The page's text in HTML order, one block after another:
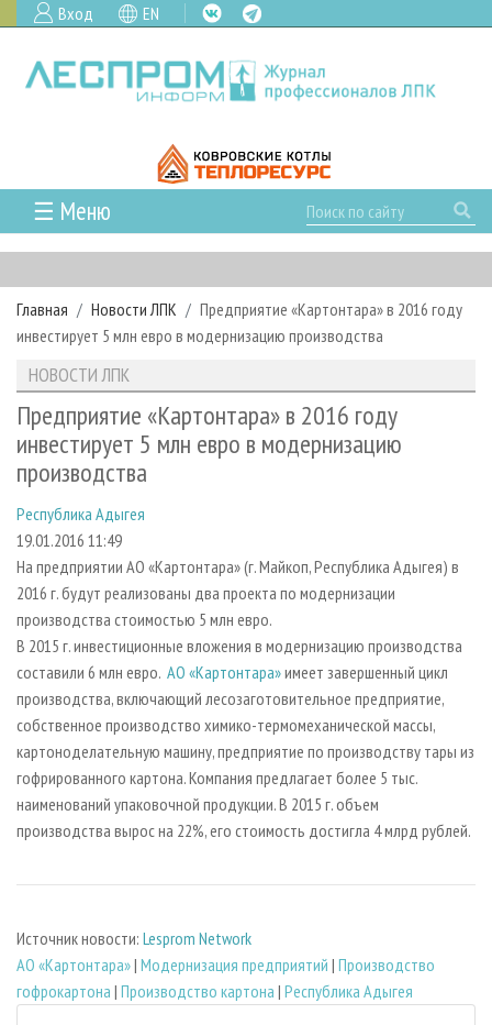
Вход EN
☰ Меню
ГЛАВНАЯ
РУБРИКИ И ТЕМЫ
РУБРИКИ ЖУРНАЛА
ЛЕСОЗАГОТОВКА
ЛЕСОПИЛЕНИЕ
ДЕРЕВООБРАБОТКА
СУШКА ДРЕВЕСИНЫ
ПРОИЗВОДСТВО ДРЕВЕСНЫХ ПЛИТ
ДЕРЕВЯННОЕ ДОМОСТРОЕНИЕ
ПРОИЗВОДСТВО МЕБЕЛИ
БИОЭНЕРГЕТИКА
ЦБП
ИНСТРУМЕНТ И МАТЕРИАЛЫ
НОВОСТИ
НОВОСТИ ЛПК
НОВОСТИ ЖУРНАЛА
НОВОСТИ КОМПАНИЙ
ПРОЕКТЫ ЛПИ
АНАЛИТИКА
ПРЕДПРИЯТИЯ ЛПК
ЛЕСНЫЕ РЕГИОНЫ РОССИИ
ПЕРСОНЫ
МОБИЛЬНЫЕ ВЫСТАВКИ
ОФИЦИАЛЬНЫЕ ДЕЛЕГАЦИИ
ПРИОРИТЕТНЫЕ ИНВЕСТПРОЕКТЫ
RUSSIAN FORESTRY REVIEW
ГАЗЕТА ЛЕСПРОМФОРУМ
БИБЛИОТЕКА СПЕЦИАЛИСТА
АРХИВ ЖУРНАЛОВ
СТАТЬИ
О ЖУРНАЛЕ
ПОДПИСКА
КОНТАКТЫ
РЕКЛАМОДАТЕЛЯМ
РЕКЛАМА
РЕКЛАМА НА САЙТЕ
Главная Новости ЛПК
Предприятие «Картонтара» в 2016 году
инвестирует 5 млн евро в модернизацию производства
НОВОСТИ ЛПК
Предприятие «Картонтара» в 2016 году
инвестирует 5 млн евро в модернизацию
производства
Республика Адыгея
19.01.2016 11:49
На предприятии АО «Картонтара» (г. Майкоп, Республика Адыгея) в
2016 г. будут реализованы два проекта по модернизации
производства стоимостью 5 млн евро.
В 2015 г. инвестиционные вложения в модернизацию производства
составили 6 млн евро. АО «Картонтара»имеет завершенный цикл
производства, включающий лесозаготовительное предприятие,
собственное производство химико-термомеханической массы,
картоноделательную машину, предприятие по производству тары из
гофрированного картона. Компания предлагает более 5 тыс.
наименований упаковочной продукции. В 2015 г. объем
производства вырос на 22%, его стоимость достигла 4 млрд рублей.
Источник новости: Lesprom Network
АО «Картонтара»| Модернизация предприятий | Производство
гофрокартона | Производство картона | Республика Адыгея